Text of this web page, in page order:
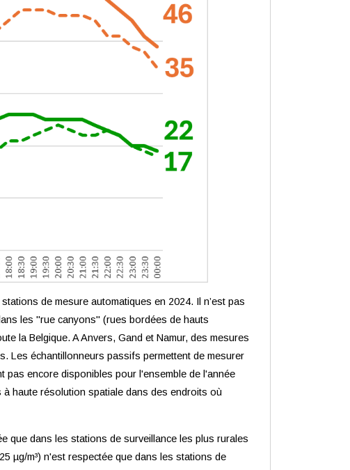
de mesure automatiques en 2024. Il n’est pas
les "rue canyons" (rues bordées de hauts
la Belgique. A Anvers, Gand et Namur, des mesures
Les échantillonneurs passifs permettent de mesurer
encore disponibles pour l'ensemble de l'année
haute résolution spatiale dans des endroits où
que dans les stations de surveillance les plus rurales
µg/m³) n'est respectée que dans les stations de